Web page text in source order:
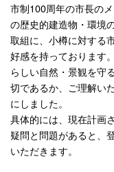
市制100周年の市長の
の歴史的建造物・環境
取組に、小樽に対する
好感を持っております
らしい自然・景観を守
切であるか、ご理解い
にしました。
具体的には、現在計画
疑問と問題があると、
いただきます。